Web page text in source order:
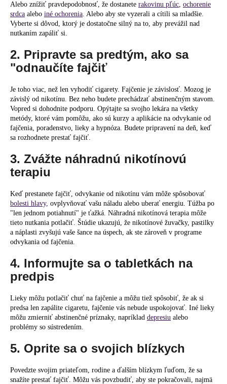
Alebo znížiť pravdepodobnosť, že dostanete rakovinu pľúc, ochorenie
srdca alebo iné ochorenia. Alebo aby ste vyzerali a cítili sa mladšie.
Vyberte si dôvod, ktorý je dostatočne silný na to, aby prevážil nad
nutkaním zapáliť si.
2. Pripravte sa predtým, ako sa
"odnaučíte fajčiť
Je toho viac, než len vyhodiť cigarety. Fajčenie je závislosť. Mozog je
závislý od nikotínu. Bez neho budete prechádzať abstinenčným stavom.
Vopred si dohodnite podporu. Opýtajte sa svojho lekára na všetky
metódy, ktoré vám pomôžu, ako sú kurzy a aplikácie na odvykanie od
fajčenia, poradenstvo, lieky a hypnóza. Budete pripravení na deň, keď
sa rozhodnete prestať fajčiť.
3. Zvážte náhradnú nikotínovú
terapiu
Keď prestanete fajčiť, odvykanie od nikotínu vám môže spôsobovať
bolesti hlavy, ovplyvňovať vašu náladu alebo uberať energiu. Túžba po
"len jednom potiahnutí" je ťažká. Náhradná nikotínová terapia môže
tieto nutkania potlačiť. Štúdie ukazujú, že nikotínové žuvačky, pastilky
a náplasti zvyšujú vaše šance na úspech, ak ste zároveň v programe
odvykania od fajčenia.
4. Informujte sa o tabletkách na
predpis
Lieky môžu potlačiť chuť na fajčenie a môžu tiež spôsobiť, že ak si
predsa len zapálite cigaretu, fajčenie vás nebude uspokojovať. Iné lieky
môžu zmierniť abstinenčné príznaky, napríklad depresiu alebo
problémy so sústredením.
5. Oprite sa o svojich blízkych
Povedzte svojim priateľom, rodine a ďalším blízkym ľuďom, že sa
snažíte prestať fajčiť. Môžu vás povzbudiť, aby ste pokračovali, najmä
a
m
e